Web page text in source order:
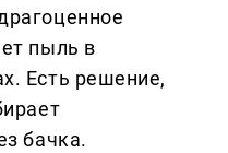
пыль в
Есть решение,
бачка.